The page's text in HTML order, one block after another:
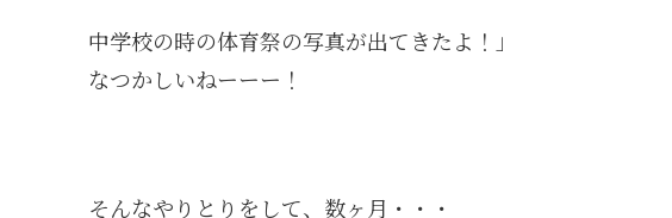
中学校の時の体育祭の写真が出てきたよ！」
なつかしいねーーー！
そんなやりとりをして、数ヶ月・・・